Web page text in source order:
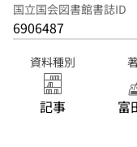
国立国会図書館書誌ID
6906487
資料種別
記事 富